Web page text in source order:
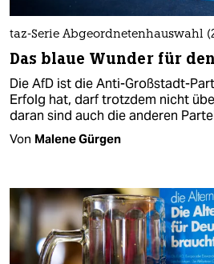
taz-Serie Abgeordnetenhauswahl
Das blaue Wunder für
Die AfD ist die Anti-Großstadt-
Erfolg hat, darf trotzdem nicht
daran sind auch die anderen
Von Malene Gürgen